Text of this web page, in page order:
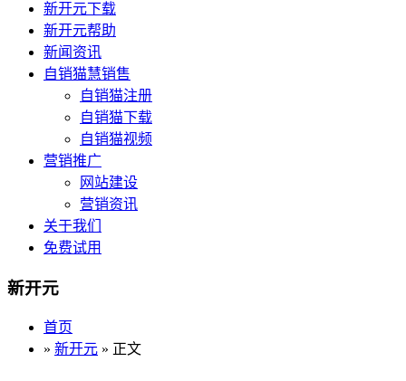
新开元下载
新开元帮助
新闻资讯
自销猫慧销售
自销猫注册
自销猫下载
自销猫视频
营销推广
网站建设
营销资讯
关于我们
免费试用
新开元
首页
» 新开元 » 正文